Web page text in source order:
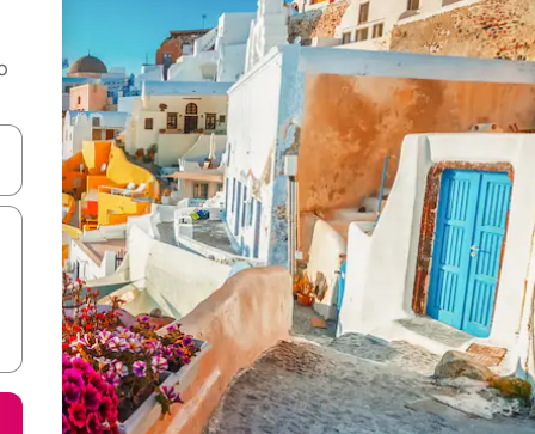
os usando as seta para cima e para baixo do teclado ou tocando